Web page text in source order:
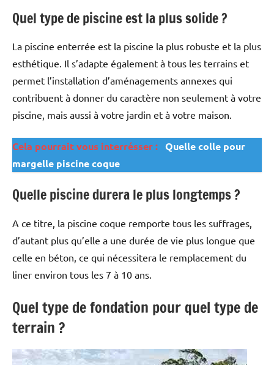
Quel type de piscine est la plus solide ?
La piscine enterrée est la piscine la plus robuste et la plus
esthétique. Il s’adapte également à tous les terrains et
permet l’installation d’aménagements annexes qui
contribuent à donner du caractère non seulement à votre
piscine, mais aussi à votre jardin et à votre maison.
Cela pourrait vous interrésser : Quelle colle pour
margelle piscine coque
Quelle piscine durera le plus longtemps ?
A ce titre, la piscine coque remporte tous les suffrages,
d’autant plus qu’elle a une durée de vie plus longue que
celle en béton, ce qui nécessitera le remplacement du
liner environ tous les 7 à 10 ans.
Quel type de fondation pour quel type de
terrain ?